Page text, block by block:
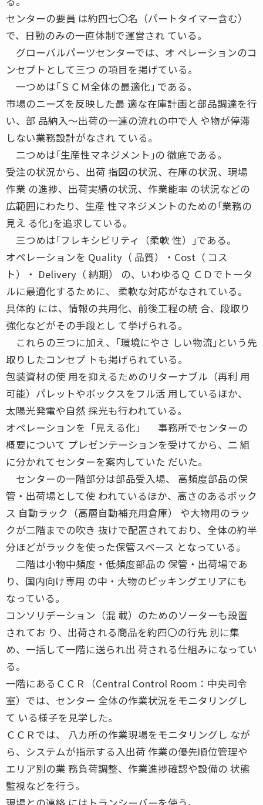
センターの要員 は約四七〇名（パートタイマー含む）
で、日勤のみの一直体制で運営され ている。
グローバルパーツセンターでは、オ ペレーションのコ
ンセプトとして三つ の項目を掲げている。
一つめは｢ＳＣＭ全体の最適化｣ である。
市場のニーズを反映した最 適な在庫計画と部品調達を行
い、部 品納入〜出荷の一連の流れの中で人 や物が停滞
しない業務設計がなされ ている。
二つめは｢生産性マネジメント｣の 徹底である。
受注の状況から、出荷 指図の状況、在庫の状況、現場
作業 の進捗、出荷実績の状況、作業能率 の状況などの
広範囲にわたり、生産 性マネジメントのための｢業務の
見え る化｣を追求している。
三つめは｢フレキシビリティ（柔軟 性）｣である。
オペレーションを Quality（ 品質）・Cost（ コス
ト）・ Delivery（ 納期） の、いわゆるＱ ＣＤでトータ
ルに最適化するために、 柔軟な対応がなされている。
具体的 には、情報の共用化、前後工程の統 合、段取り
強化などがその手段とし て挙げられる。
これらの三つに加え、｢環境にやさ しい物流｣という先
取りしたコンセプ トも掲げられている。
包装資材の使 用を抑えるためのリターナブル（再利 用
可能）パレットやボックスをフル活 用しているほか、
太陽光発電や自然 採光も行われている。
オペレーションを「見える化」 事務所でセンターの
概要について プレゼンテーションを受けてから、二 組
に分かれてセンターを案内していた だいた。
センターの一階部分は部品受入場、 高頻度部品の保
管・出荷場として使 われているほか、高さのあるボック
ス 自動ラック（高層自動補充用倉庫） や大物用のラッ
クが二階までの吹き 抜けで配置されており、全体の約半
分ほどがラックを使った保管スペース となっている。
二階は小物中頻度・低頻度部品の 保管・出荷場であ
り、国内向け専用 の中・大物のピッキングエリアにも
なっている。
コンソリデーション（混 載）のためのソーターも設置
されてお り、出荷される商品を約四〇の行先 別に集
め、一括して一階に送られ出 荷される仕組みになってい
る。
一階にあるＣＣＲ（Central Control Room：中央司令
室）では、センター 全体の作業状況をモニタリングし
て いる様子を見学した。
ＣＣＲでは、 八カ所の作業現場をモニタリングし なが
ら、システムが指示する入出荷 作業の優先順位管理や
エリア別の業 務負荷調整、作業進捗確認や設備の 状態
監視などを行う。